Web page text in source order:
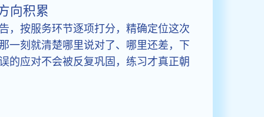
向积累
，按服务环节逐项打分，精确定位这次
一刻就清楚哪里说对了、哪里还差，下
的应对不会被反复巩固，练习才真正朝